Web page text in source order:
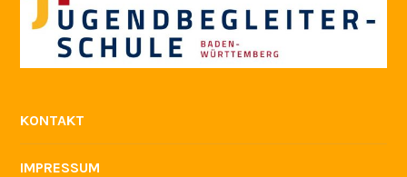
KONTAKT
IMPRESSUM